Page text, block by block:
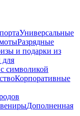
Универсальные
Разрядные
и подарки из
символикой
Корпоративные
Дополненная